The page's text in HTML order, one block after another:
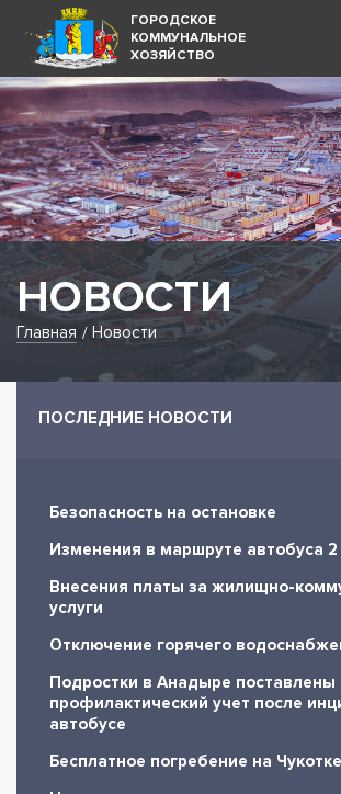
Муниципальное
ГОРОДСКОЕ
КОММУНАЛЬНОЕ
ХОЗЯЙСТВО
НОВОСТИ
Главная Новости
ПОСЛЕДНИЕ НОВОСТИ
Безопасность на остановке
Изменения в маршруте автобуса 2
Внесения платы за жилищно-
услуги
Отключение горячего
Подростки в Анадыре поставлены
профилактический учет после
автобусе
Бесплатное погребение на Чукотке